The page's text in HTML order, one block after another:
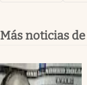
Más noticias de